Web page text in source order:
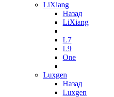
LiXiang
Назад
LiXiang
L7
L9
One
Luxgen
Назад
Luxgen